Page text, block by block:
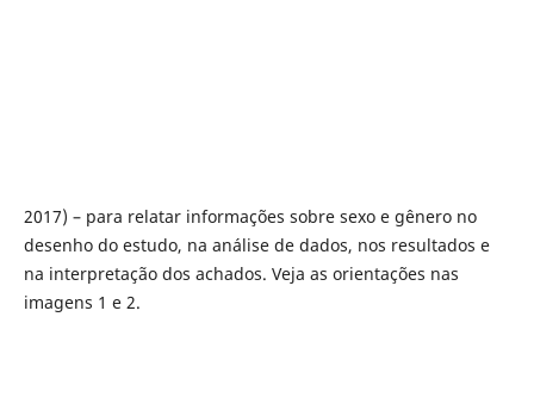
2017) – para relatar informações sobre sexo e gênero no
desenho do estudo, na análise de dados, nos resultados e
na interpretação dos achados. Veja as orientações nas
imagens 1 e 2.